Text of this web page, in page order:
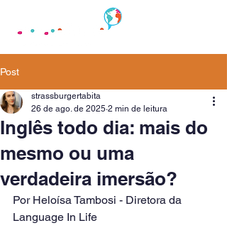
Post
Inglês todo dia: mais do
mesmo ou uma
verdadeira imersão?
strassburgertabita
26 de ago. de 2025 2 min de leitura
Por Heloísa Tambosi - Diretora da
Language In Life